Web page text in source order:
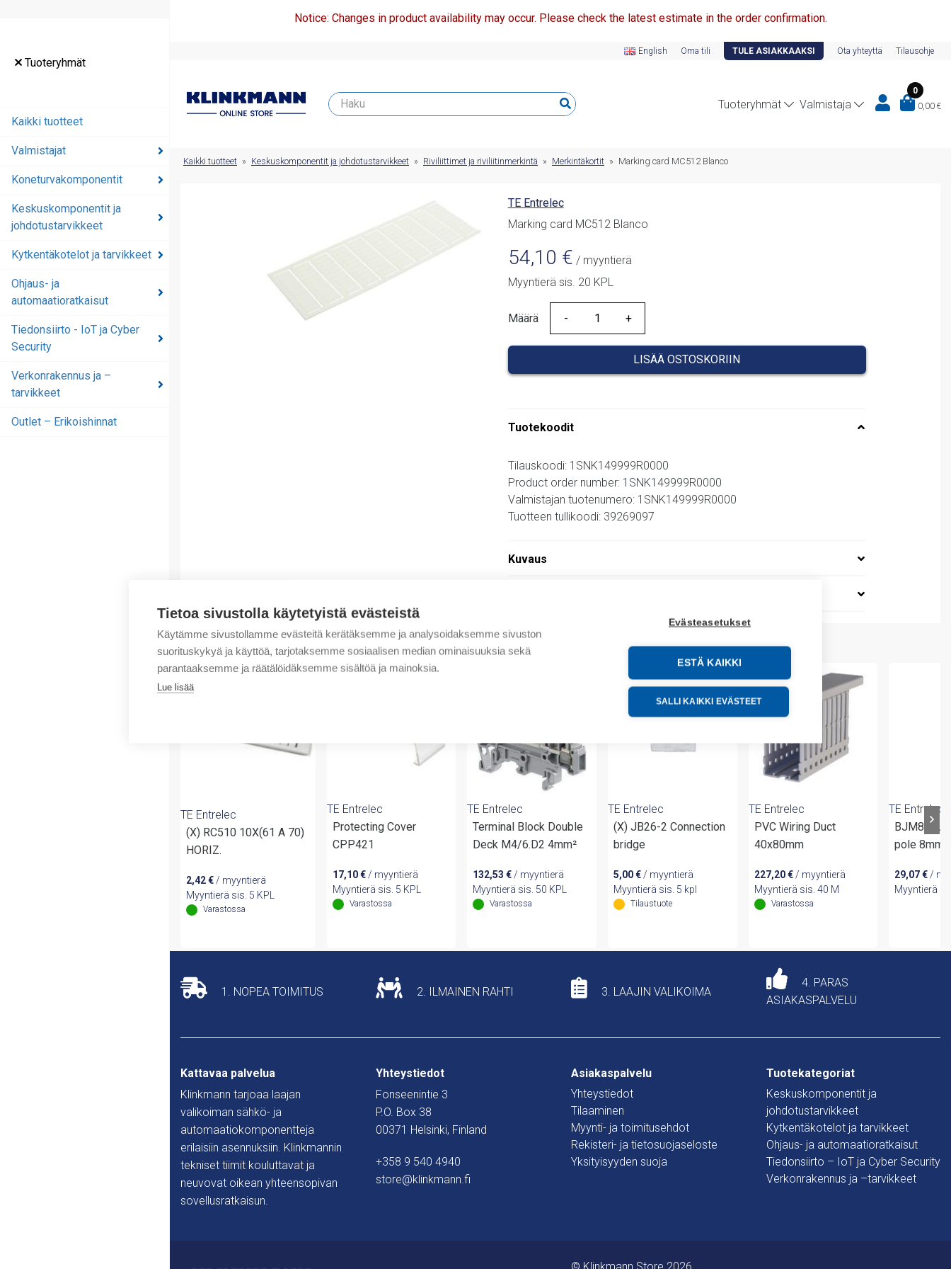
Tietoa sivustolla käytetyistä evästeistä
Käytämme sivustollamme evästeitä kerätäksemme ja analysoidaksemme sivuston
suorituskykyä ja käyttöä, tarjotaksemme sosiaalisen median ominaisuuksia sekä
parantaaksemme ja räätälöidäksemme sisältöä ja mainoksia.
Lue lisää
Evästeasetukset
ESTÄ KAIKKI
SALLI KAIKKI EVÄSTEET
Tuoteryhmät
Kaikki tuotteet
Valmistajat
Koneturvakomponentit
Keskuskomponentit ja
johdotustarvikkeet
Kytkentäkotelot ja tarvikkeet
Ohjaus- ja
automaatioratkaisut
Tiedonsiirto - IoT ja Cyber
Security
Verkonrakennus ja –
tarvikkeet
Outlet – Erikoishinnat
Notice: Changes in product availability may occur. Please check the latest estimate in the order confirmation.
English Oma tili TULE ASIAKKAAKSI Ota yhteyttä Tilausohje
Tuoteryhmät Valmistaja
0
0,00 €
Kaikki tuotteet » Keskuskomponentit ja johdotustarvikkeet » Riviliittimet ja riviliitinmerkintä » Merkintäkortit » Marking card MC512 Blanco
TE Entrelec
Marking card MC512 Blanco
54,10 € / myyntierä
Myyntierä sis. 20 KPL
Määrä
Määrä
LISÄÄ OSTOSKORIIN
Tuotekoodit
Tilauskoodi: 1SNK149999R0000
Product order number: 1SNK149999R0000
Valmistajan tuotenumero: 1SNK149999R0000
Tuotteen tullikoodi: 39269097
Kuvaus
Tuotteita samalta valmistajalta
TE Entrelec
(X) RC510 10X(61 A 70)
HORIZ.
2,42€ / myyntierä
Myyntierä sis. 5 KPL
Varastossa
TE Entrelec
Protecting Cover
CPP421
17,10€/ myyntierä
Myyntierä sis. 5 KPL
Varastossa
TE Entrelec
Terminal Block Double
Deck M4/6.D2 4mm²
132,53€ / myyntierä
Myyntierä sis. 50 KPL
Varastossa
TE Entrelec
(X) JB26-2 Connection
bridge
5,00€ / myyntierä
Myyntierä sis. 5 kpl
Tilaustuote
TE Entrelec
PVC Wiring Duct
40x80mm
227,20€/ myyntierä
Myyntierä sis. 40 M
Varastossa
TE Entrelec
BJM8-3
pole 8mm
29,07€ /
Myyntierä
1. NOPEA TOIMITUS 2. ILMAINEN RAHTI 3. LAAJIN VALIKOIMA
4. PARAS
ASIAKASPALVELU
Kattavaa palvelua
Klinkmann tarjoaa laajan
valikoiman sähkö- ja
automaatiokomponentteja
erilaisiin asennuksiin. Klinkmannin
tekniset tiimit kouluttavat ja
neuvovat oikean yhteensopivan
sovellusratkaisun.
Yhteystiedot
Fonseenintie 3
P.O. Box 38
00371 Helsinki, Finland
+358 9 540 4940
store@klinkmann.fi
Asiakaspalvelu
Yhteystiedot
Tilaaminen
Myynti- ja toimitusehdot
Rekisteri- ja tietosuojaseloste
Yksityisyyden suoja
Tuotekategoriat
Keskuskomponentit ja
johdotustarvikkeet
Kytkentäkotelot ja tarvikkeet
Ohjaus- ja automaatioratkaisut
Tiedonsiirto – IoT ja Cyber Security
Verkonrakennus ja –tarvikkeet